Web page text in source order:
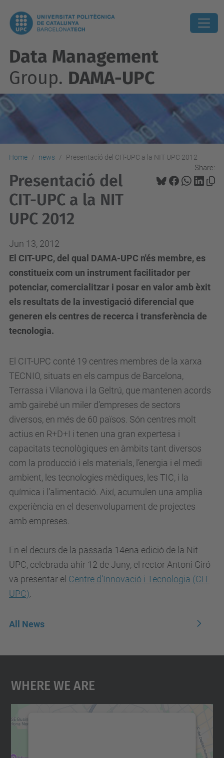
Data Management
Group. DAMA-UPC
Home news Presentació del CIT-UPC a la NIT UPC 2012
Share:
Presentació del
CIT-UPC a la NIT
UPC 2012
Jun 13, 2012
El CIT-UPC, del qual DAMA-UPC n'és membre, es
constitueix com un instrument facilitador per
potenciar, comercialitzar i posar en valor amb èxit
els resultats de la investigació diferencial que
generen els centres de recerca i transferència de
tecnologia.
El CIT-UPC conté 19 centres membres de la xarxa
TECNIO, situats en els campus de Barcelona,
Terrassa i Vilanova i la Geltrú, que mantenen acords
amb gairebé un miler d’empreses de sectors
diversos, en més de 60 països. Són centres molt
actius en R+D+I i tenen una gran expertesa i
capacitats tecnològiques en àmbits tant diversos
com la producció i els materials, l’energia i el medi
ambient, les tecnologies mèdiques, les TIC, i la
química i l’alimentació. Així, acumulen una amplia
experiència en el desenvolupament de projectes
amb empreses.
En el decurs de la passada 14ena edició de la Nit
UPC, celebrada ahir 12 de Juny, el rector Antoni Giró
va presentar el Centre d’Innovació i Tecnologia (CIT
UPC)
All News
Where We Are